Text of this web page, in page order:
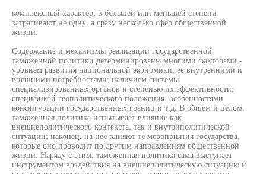
комплексный характер, в большей или меньшей степени
затрагивают не одну, а сразу несколько сфер общественной
жизни.
Содержание и механизмы реализации государственной
таможенной политики детерминированы многими факторами -
уровнем развития национальной экономики, ее внутренними и
внешними потребностями; наличием системы
специализированных органов и степенью их эффективности;
спецификой геополитического положения, особенностями
конфигурации государственных границ и т.д. В общем и целом,
таможенная политика испытывает влияние как
внешнеполитического контекста, так и внутриполитической
ситуации; наконец, на нее влияют те мероприятия государства,
которые оно проводит по другим направлениям общественной
жизни. Наряду с этим, таможенная политика сама выступает
инструментом воздействия на внешнеполитическую ситуацию и